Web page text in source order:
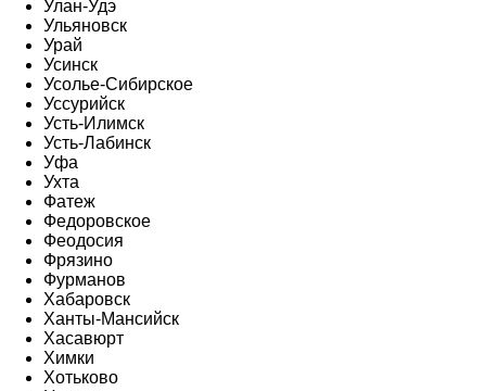
Улан-Удэ
Ульяновск
Урай
Усинск
Усолье-Сибирское
Уссурийск
Усть-Илимск
Усть-Лабинск
Уфа
Ухта
Фатеж
Федоровское
Феодосия
Фрязино
Фурманов
Хабаровск
Ханты-Мансийск
Хасавюрт
Химки
Хотьково